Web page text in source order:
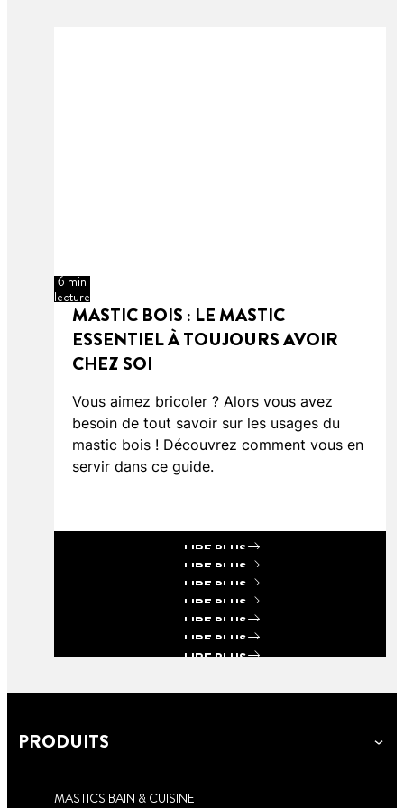
6 min
lecture
MASTIC BOIS : LE MASTIC
ESSENTIEL À TOUJOURS AVOIR
CHEZ SOI
Vous aimez bricoler ? Alors vous avez
besoin de tout savoir sur les usages du
mastic bois ! Découvrez comment vous en
servir dans ce guide.
LIRE PLUS
6 min
LIRE PLUS
LIRE PLUS
LIRE PLUS
LIRE PLUS
LIRE PLUS
LIRE PLUS
PRODUITS
MASTICS BAIN & CUISINE